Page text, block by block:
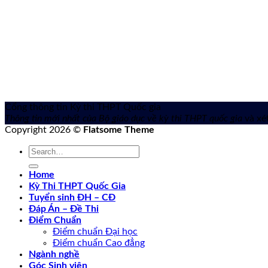
Cổng thông tin Kỳ thi THPT Quốc gia
Thông tin mới nhất của Bộ giáo dục về kỳ thi THPT quốc gia và
Copyright 2026 © Flatsome Theme
Home
Kỳ Thi THPT Quốc Gia
Tuyển sinh ĐH – CĐ
Đáp Án – Đề Thi
Điểm Chuẩn
Điểm chuẩn Đại học
Điểm chuẩn Cao đẳng
Ngành nghề
Góc Sinh viên